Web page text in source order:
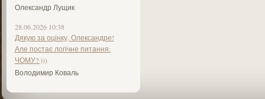
Олександр Лущик
28.06.2026 10:38
Дякую за оцінку, Олександре!
Але постає логічне питання:
ЧОМУ? )))
Володимир Коваль